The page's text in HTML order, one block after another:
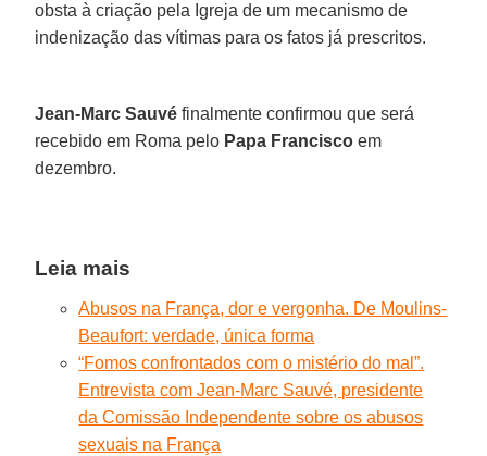
obsta à criação pela Igreja de um mecanismo de
indenização das vítimas para os fatos já prescritos.
Jean-Marc Sauvé finalmente confirmou que será
recebido em Roma pelo Papa Francisco em
dezembro.
Leia mais
Abusos na França, dor e vergonha. De Moulins-
Beaufort: verdade, única forma
“Fomos confrontados com o mistério do mal”.
Entrevista com Jean-Marc Sauvé, presidente
da Comissão Independente sobre os abusos
sexuais na França